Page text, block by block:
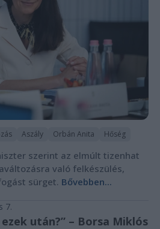
Aszály Orbán Anita Hőség
szerint az elmúlt tizenhat
való felkészülés,
sürget. Bővebben...
7.
után?” – Borsa Miklós